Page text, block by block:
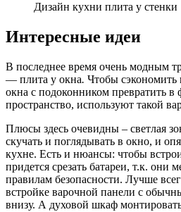
Дизайн кухни плита у стенки
Интересные идеи
В последнее время очень модным
— плита у окна. Чтобы сэкономить
окна с подоконником превратить в
пространство, используют такой
Плюсы здесь очевидны – светлая
скучать и поглядывать в окно, и
кухне. Есть и нюансы: чтобы
придется срезать батареи, т.к. они
правилам безопасности. Лучше
встройке варочной панели с
внизу. А духовой шкаф